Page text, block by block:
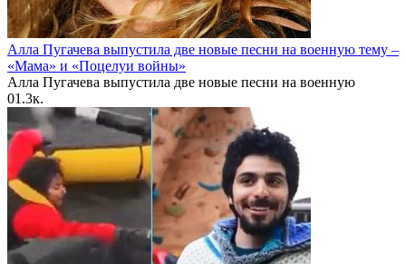
Алла Пугачева выпустила две новые песни на военную тему –
«Мама» и «Поцелуи войны»
Алла Пугачева выпустила две новые песни на военную
01.3к.